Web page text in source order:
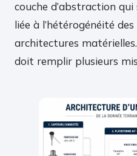
couche d’abstraction
liée à l’hétérogénéité
architectures
doit remplir plusieurs